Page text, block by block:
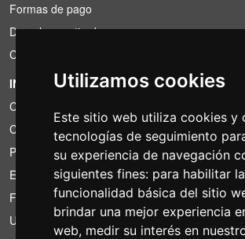
Utilizamos cookies
Este sitio web utiliza cookies y
tecnologías de seguimiento
su experiencia de navegación
siguientes fines: para habilitar la
funcionalidad básica del sitio
brindar una mejor experiencia
web, medir su interés en
Formas de pago
Derecho a retirada
Condiciones de IVA
INFORMACIÓN
Condiciones de alquiler
Cotizaciones
Paquetes de ahorro
Encontrado por menos?
Financiacion
Uso